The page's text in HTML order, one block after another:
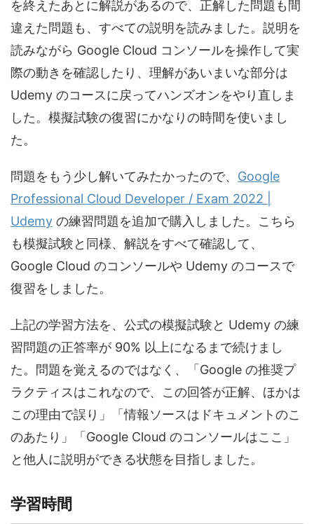
を終えたあとに解説があるので、正解した問題も間
違えた問題も、すべての説明を読みました。説明を
読みながら Google Cloud コンソールを操作して実
際の動きを確認したり、理解があいまいな部分は
Udemy のコースに戻ってハンズオンをやり直しま
した。模擬試験の復習にかなりの時間を使いまし
た。
問題をもう少し解いてみたかったので、 Google
Professional Cloud Developer / Exam 2022 |
Udemy の練習問題を追加で購入しました。こちら
も模擬試験と同様、解説をすべて確認して、
Google Cloud のコンソールや Udemy のコースで
復習をしました。
上記の学習方法を、公式の模擬試験と Udemy の練
習問題の正答率が 90% 以上になるまで続けまし
た。問題を覚えるのではなく、「Google の推奨プ
ラクティスはこれなので、この回答が正解、ほかは
この理由で誤り」「情報ソースはドキュメントのこ
のあたり」「Google Cloud のコンソールはここ」
と他人に説明ができる状態を目指しました。
学習時間